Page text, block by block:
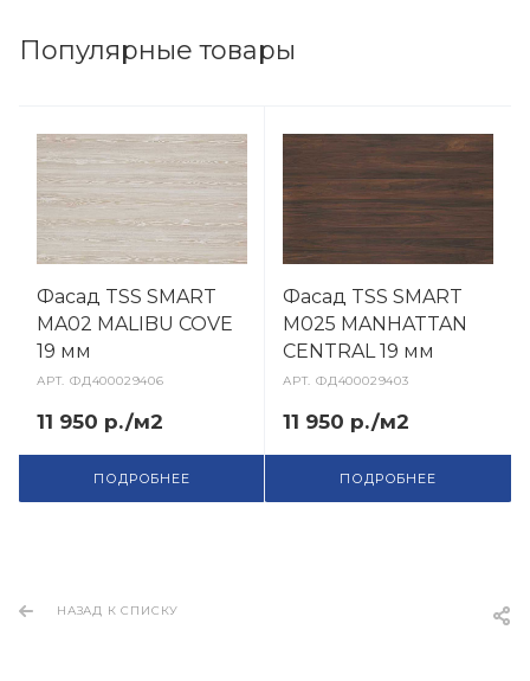
Популярные товары
Фасад TSS SMART
MA02 MALIBU COVE
19 мм
АРТ.ФД400029406
11 950 р./м2
ПОДРОБНЕЕ
Фасад TSS SMART
M025 MANHATTAN
CENTRAL 19 мм
АРТ.ФД400029403
11 950 р./м2
ПОДРОБНЕЕ
НАЗАД К СПИСКУ